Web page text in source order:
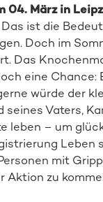
04. März in
ist die
Doch im
Das
eine
würde der
Vaters,
leben – um
Leben
mit
zu